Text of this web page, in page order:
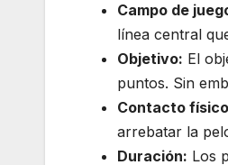
Campo de
línea central
Objetivo: El
puntos. Sin
Contacto
arrebatar la
Duración: Los